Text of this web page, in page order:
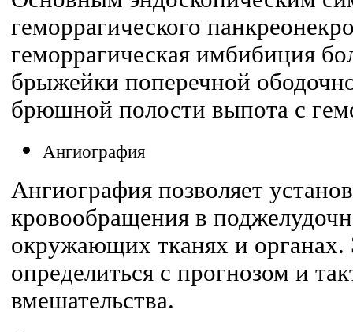
геморрагического
геморрагическая имбибиция
брыжейки поперечной
брюшной полости выпота с
Ангиография
Ангиография позволяет
кровообращения в
окружающих тканях и
определиться с прогнозом и
вмешательства.